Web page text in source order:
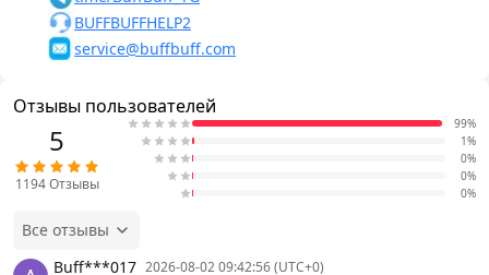
BUFFBUFFHELP2
service@buffbuff.com
Отзывы пользователей
5
1194Отзывы
99%
1%
0%
0%
0%
Все отзывы
Buff***017 2026-08-02 09:42:56 (UTC+0)